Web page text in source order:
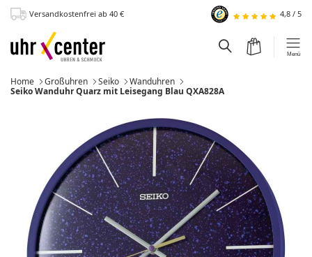
Hauptinhalt
Versandkostenfrei ab 40 € 4,8 / 5
Menü
Warenkorb
Suchfeld
Home Großuhren Seiko
Wanduhren
Momentan:
Seiko Wanduhr Quarz mit Leisegang Blau QXA828A